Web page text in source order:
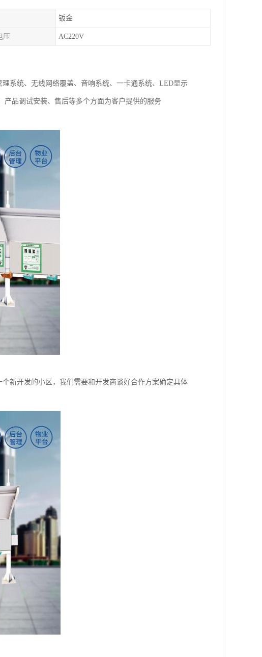
钣金
压 AC220V
系统、无线网络覆盖、音响系统、一卡通系统、LED显示
品调试安装、售后等多个方面为客户提供的服务
新开发的小区，我们需要和开发商谈好合作方案确定具体